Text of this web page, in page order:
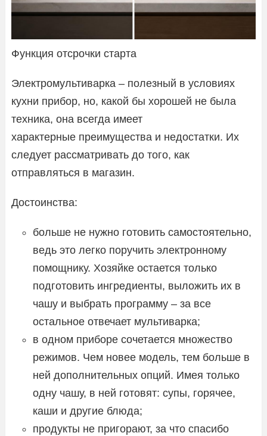
Функция отсрочки старта
Электромультиварка – полезный в условиях
кухни прибор, но, какой бы хорошей не была
техника, она всегда имеет
характерные преимущества и недостатки. Их
следует рассматривать до того, как
отправляться в магазин.
Достоинства:
больше не нужно готовить самостоятельно,
ведь это легко поручить электронному
помощнику. Хозяйке остается только
подготовить ингредиенты, выложить их в
чашу и выбрать программу – за все
остальное отвечает мультиварка;
в одном приборе сочетается множество
режимов. Чем новее модель, тем больше в
ней дополнительных опций. Имея только
одну чашу, в ней готовят: супы, горячее,
каши и другие блюда;
продукты не пригорают, за что спасибо